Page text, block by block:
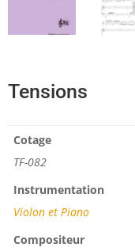
Tensions
Cotage
TF-082
Instrumentation
Violon et Piano
Compositeur